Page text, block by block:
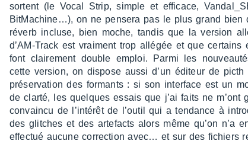
sortent (le Vocal Strip, simple et effi­cace,
BitMa­chi­ne…), on ne pensera pas le plus grand bien
réverb incluse, bien moche, tandis que la version
d’AM-Track est vrai­ment trop allé­gée et que certains
font clai­re­ment double emploi. Parmi les
cette version, on dispose aussi d’un éditeur de picth
préser­va­tion des formants : si son inter­face est un
de clarté, les quelques essais que j’ai faits ne m’ont
convaincu de l’in­té­rêt de l’ou­til qui a tendance à
des glitches et des arte­facts alors même qu’on n’a
effec­tué aucune correc­tion avec… et sur des fichiers